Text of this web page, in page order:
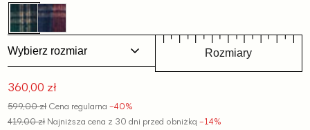
Wybierz rozmiar Rozmiary
Cena
promocyjna
360,00 zł
599,00 zł Cena regularna −40%
419,00 złNajniższa cena z 30 dni przed obniżką−14%